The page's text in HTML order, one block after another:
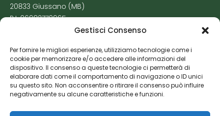
Gestisci Consenso
Per fornire le migliori esperienze, utilizziamo tecnologie come i
cookie per memorizzare e/o accedere alle informazioni del
dispositivo. Il consenso a queste tecnologie ci permetterà di
elaborare dati come il comportamento di navigazione o ID unici
su questo sito. Non acconsentire o ritirare il consenso può influire
negativamente su alcune caratteristiche e funzioni.
20833 Giussano (MB)
P.I. 06982770965
Cookie Policy
Risorse Aggiuntive